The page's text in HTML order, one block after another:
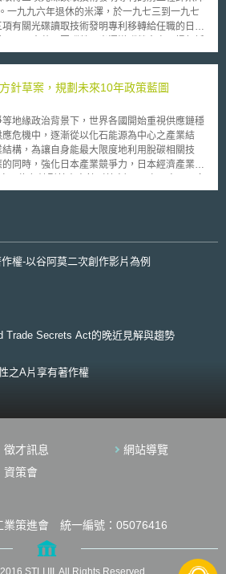
型企業或獨立發明人：修正條文要求美國專利
慧財產權協會合作，為小型企業或獨立發明人
案（Patent Ombudsman Program）提供申請
的法案仍解決了舊法時期不合理之處。
一九九六年退休的米澤，於一九七三到一九七
有關光碟讀取技術發明專利移轉給任職的日立
地方法院於二○○二年作
命令日立支付約三千五百萬日圓。但在日立上
十一億八千萬日圓，扣除已支付金額，日立應再
酬勞給米澤。米澤原本訴請日立支付發明報酬兩
院駁回日立提起的上訴後判決定讞。 根
，受雇人取得發明專利時，企業需支付相對報
合理性，受雇人及雇用人近年來迭有爭議並訴
Invention System ），以問答方式
之意義與適用方法，並尋求一個較為合理的標
時之參考。 然而，境外專利權
，勢必會影響到擁有國外專利的眾多日本企
針草案，規劃未來10年政策藍圖
緣政治背景下，世界各國開始重視供應鏈穩
危機中，逐漸從以化石能源為中心之產業結
構，為讓自身能最大限度地利用脫碳相關技
同時，強化日本產業競爭力，日本經濟產業省
年政策藍圖，目前正於全國各地辦理意見交流
理化法》（エネルギーの使用の合理化に関す
業結構轉型為碳循環型生產體制，並導入蓄電
比達到20-22%；（4）導入氫能、尿素等新
及國際標準；（5）整備電力及瓦斯市場，以
、飛機、船舶、鐵路、人物流等；（10）以脫
農林水產業轉型等。 除上述措施
權-以谷阿莫二次創作影片為例
Trade Secrets Act的晚近見解與趨勢
之A片享有著作權
徵才訊息
網站導覽
資策會
業策進會 統一編號：05076416